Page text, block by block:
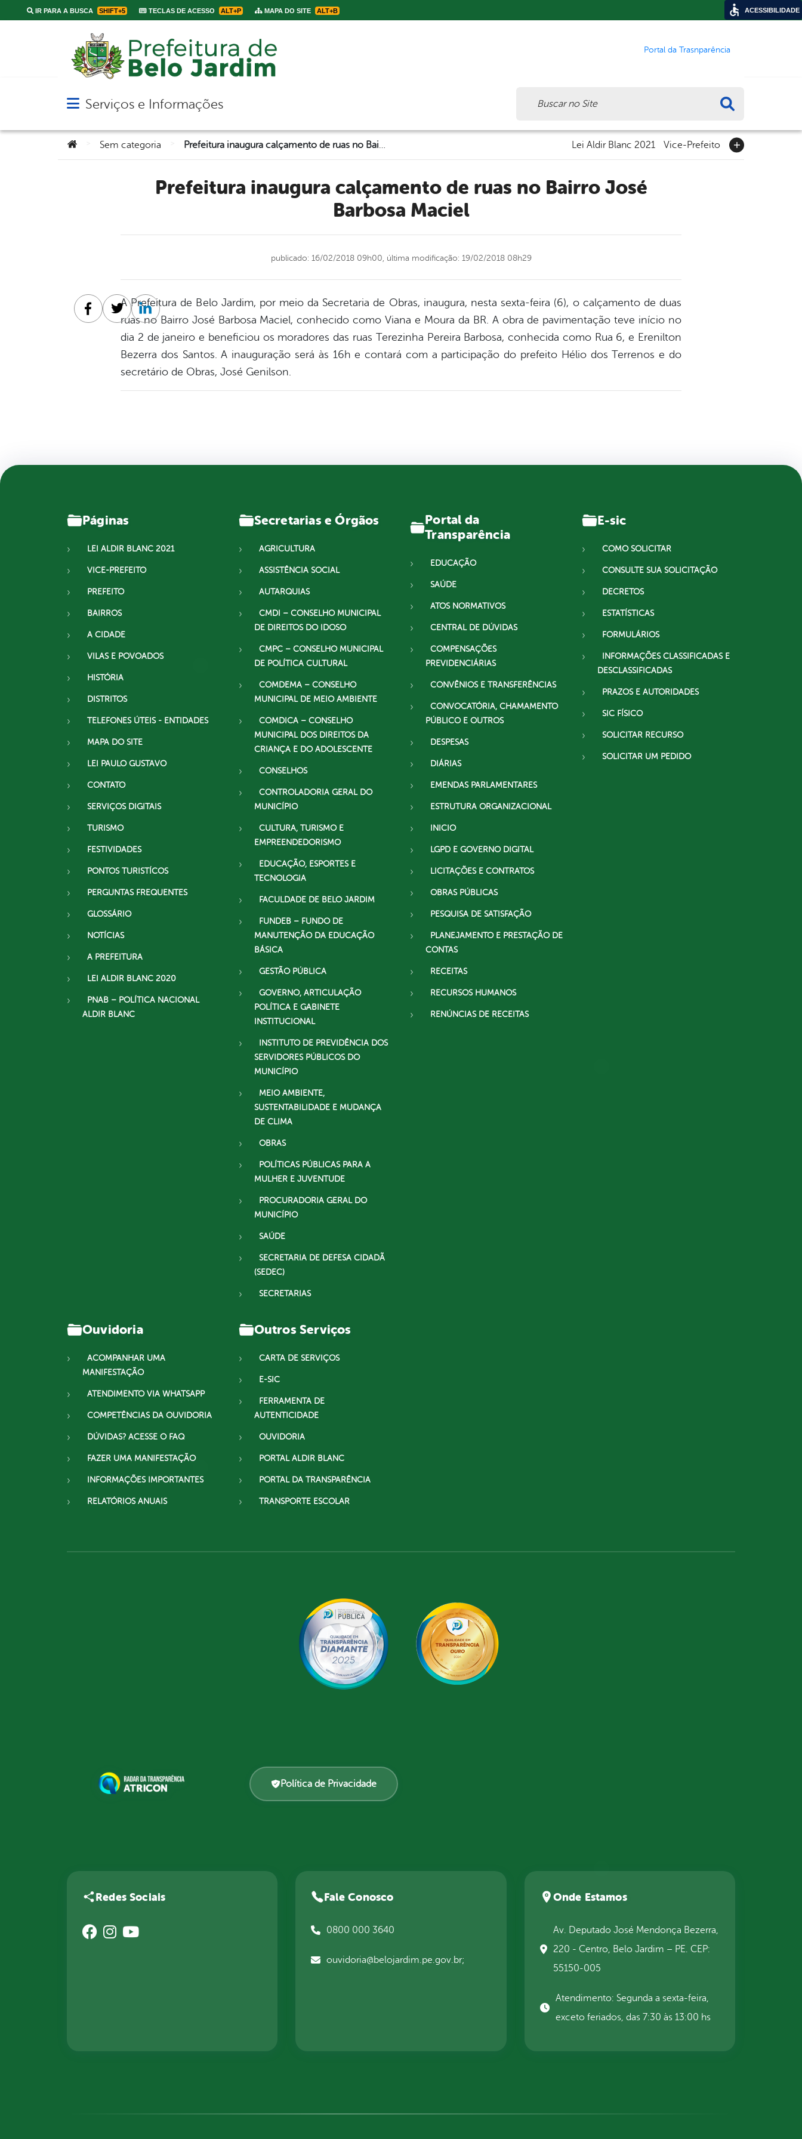
IR PARA A BUSCA SHIFT+5 TECLAS DE ACESSO ALT+P MAPA DO SITE ALT+B
Portal da Trasnparência
Abrir menu principal de navegação
Serviços e Informações
Você está aqui:Sem categoria Lei Aldir Blanc 2021 Vice-Prefeito
Prefeitura inaugura calçamento de ruas no Bairro José
Barbosa Maciel
publicado: 16/02/2018 09h00, última modificação: 19/02/2018 08h29
A Prefeitura de Belo Jardim, por meio da Secretaria de Obras, inaugura, nesta sexta-feira (6), o calçamento de duas
ruas no Bairro José Barbosa Maciel, conhecido como Viana e Moura da BR. A obra de pavimentação teve início no
dia 2 de janeiro e beneficiou os moradores das ruas Terezinha Pereira Barbosa, conhecida como Rua 6, e Erenilton
Bezerra dos Santos. A inauguração será às 16h e contará com a participação do prefeito Hélio dos Terrenos e do
secretário de Obras, José Genilson.
Facebook
TwitterLinkedin
Páginas
LEI ALDIR BLANC 2021
VICE-PREFEITO
PREFEITO
BAIRROS
A CIDADE
VILAS E POVOADOS
HISTÓRIA
DISTRITOS
TELEFONES ÚTEIS - ENTIDADES
MAPA DO SITE
LEI PAULO GUSTAVO
CONTATO
SERVIÇOS DIGITAIS
TURISMO
FESTIVIDADES
PONTOS TURISTÍCOS
PERGUNTAS FREQUENTES
GLOSSÁRIO
NOTÍCIAS
A PREFEITURA
LEI ALDIR BLANC 2020
PNAB – POLÍTICA NACIONAL
ALDIR BLANC
Secretarias e Órgãos
AGRICULTURA
ASSISTÊNCIA SOCIAL
AUTARQUIAS
CMDI – CONSELHO MUNICIPAL
DE DIREITOS DO IDOSO
CMPC – CONSELHO MUNICIPAL
DE POLÍTICA CULTURAL
COMDEMA – CONSELHO
MUNICIPAL DE MEIO AMBIENTE
COMDICA – CONSELHO
MUNICIPAL DOS DIREITOS DA
CRIANÇA E DO ADOLESCENTE
CONSELHOS
CONTROLADORIA GERAL DO
MUNICÍPIO
CULTURA, TURISMO E
EMPREENDEDORISMO
EDUCAÇÃO, ESPORTES E
TECNOLOGIA
FACULDADE DE BELO JARDIM
FUNDEB – FUNDO DE
MANUTENÇÃO DA EDUCAÇÃO
BÁSICA
GESTÃO PÚBLICA
GOVERNO, ARTICULAÇÃO
POLÍTICA E GABINETE
INSTITUCIONAL
INSTITUTO DE PREVIDÊNCIA DOS
SERVIDORES PÚBLICOS DO
MUNICÍPIO
MEIO AMBIENTE,
SUSTENTABILIDADE E MUDANÇA
DE CLIMA
OBRAS
POLÍTICAS PÚBLICAS PARA A
MULHER E JUVENTUDE
PROCURADORIA GERAL DO
MUNICÍPIO
SAÚDE
SECRETARIA DE DEFESA CIDADÃ
(SEDEC)
SECRETARIAS
Portal da
Transparência
EDUCAÇÃO
SAÚDE
ATOS NORMATIVOS
CENTRAL DE DÚVIDAS
COMPENSAÇÕES
PREVIDENCIÁRIAS
CONVÊNIOS E TRANSFERÊNCIAS
CONVOCATÓRIA, CHAMAMENTO
PÚBLICO E OUTROS
DESPESAS
DIÁRIAS
EMENDAS PARLAMENTARES
ESTRUTURA ORGANIZACIONAL
INICIO
LGPD E GOVERNO DIGITAL
LICITAÇÕES E CONTRATOS
OBRAS PÚBLICAS
PESQUISA DE SATISFAÇÃO
PLANEJAMENTO E PRESTAÇÃO DE
CONTAS
RECEITAS
RECURSOS HUMANOS
RENÚNCIAS DE RECEITAS
E-sic
COMO SOLICITAR
CONSULTE SUA SOLICITAÇÃO
DECRETOS
ESTATÍSTICAS
FORMULÁRIOS
INFORMAÇÕES CLASSIFICADAS E
DESCLASSIFICADAS
PRAZOS E AUTORIDADES
SIC FÍSICO
SOLICITAR RECURSO
SOLICITAR UM PEDIDO
Ouvidoria
ACOMPANHAR UMA
MANIFESTAÇÃO
ATENDIMENTO VIA WHATSAPP
COMPETÊNCIAS DA OUVIDORIA
DÚVIDAS? ACESSE O FAQ
FAZER UMA MANIFESTAÇÃO
INFORMAÇÕES IMPORTANTES
RELATÓRIOS ANUAIS
Outros Serviços
CARTA DE SERVIÇOS
E-SIC
FERRAMENTA DE
AUTENTICIDADE
OUVIDORIA
PORTAL ALDIR BLANC
PORTAL DA TRANSPARÊNCIA
TRANSPORTE ESCOLAR
Política de Privacidade
Redes Sociais Fale Conosco
0800 000 3640
ouvidoria@belojardim.pe.gov.br;
Onde Estamos
Av. Deputado José Mendonça Bezerra,
220 - Centro, Belo Jardim – PE. CEP:
55150-005
Atendimento: Segunda a sexta-feira,
exceto feriados, das 7:30 às 13:00 hs
ACESSIBILIDADE